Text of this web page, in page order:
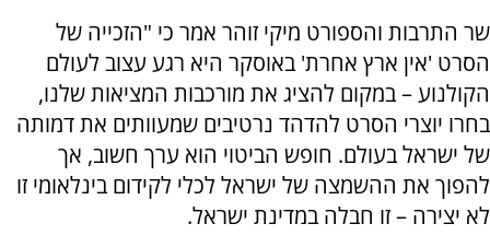
שר התרבות והספורט מיקי זוהר אמר כי "הזכייה של
הסרט 'אין ארץ אחרת' באוסקר היא רגע עצוב לעולם
הקולנוע – במקום להציג את מורכבות המציאות שלנו,
בחרו יוצרי הסרט להדהד נרטיבים שמעוותים את דמותה
של ישראל בעולם. חופש הביטוי הוא ערך חשוב, אך
להפוך את ההשמצה של ישראל לכלי לקידום בינלאומי זו
לא יצירה – זו חבלה במדינת ישראל.